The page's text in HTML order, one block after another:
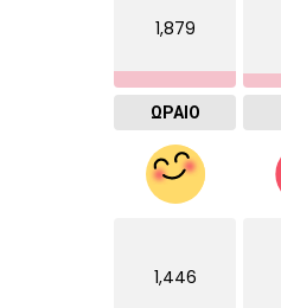
1,879
ΩΡΑΙΟ
1,446